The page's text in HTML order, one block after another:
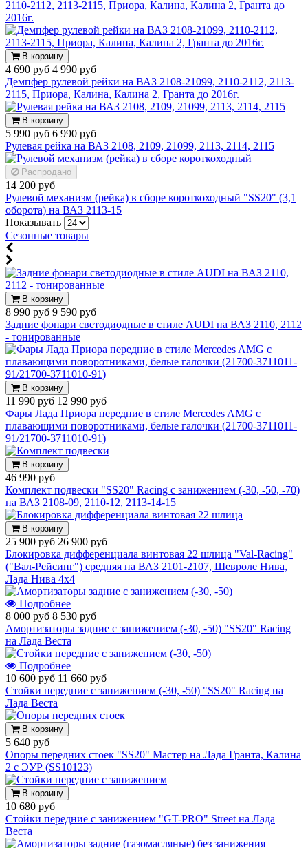
2110-2112, 2113-2115, Приора, Калина, Калина 2, Гранта до
2016г.
В корзину
4 690 руб 4 990 руб
Демпфер рулевой рейки на ВАЗ 2108-21099, 2110-2112, 2113-
2115, Приора, Калина, Калина 2, Гранта до 2016г.
В корзину
5 990 руб 6 990 руб
Рулевая рейка на ВАЗ 2108, 2109, 21099, 2113, 2114, 2115
Распродано
14 200 руб
Рулевой механизм (рейка) в сборе короткоходный "SS20" (3,1
оборота) на ВАЗ 2113-15
Показывать
Сезонные товары
В корзину
8 990 руб 9 590 руб
Задние фонари светодиодные в стиле AUDI на ВАЗ 2110, 2112
- тонированные
В корзину
11 990 руб 12 990 руб
Фары Лада Приора передние в стиле Mercedes AMG с
плавающими поворотниками, белые галочки (21700-3711011-
91/21700-3711010-91)
В корзину
46 990 руб
Комплект подвески "SS20" Racing с занижением (-30, -50, -70)
на ВАЗ 2108-09, 2110-12, 2113-14-15
В корзину
25 900 руб 26 900 руб
Блокировка дифференциала винтовая 22 шлица "Val-Racing"
("Вал-Рейсинг") средняя на ВАЗ 2101-2107, Шевроле Нива,
Лада Нива 4х4
Подробнее
8 000 руб 8 530 руб
Амортизаторы задние с занижением (-30, -50) "SS20" Racing
на Лада Веста
Подробнее
10 600 руб 11 660 руб
Стойки передние с занижением (-30, -50) "SS20" Racing на
Лада Веста
В корзину
5 640 руб
Опоры передних стоек "SS20" Мастер на Лада Гранта, Калина
2 с ЭУР (SS10123)
В корзину
10 680 руб
Стойки передние с занижением "GT-PRO" Street на Лада
Веста